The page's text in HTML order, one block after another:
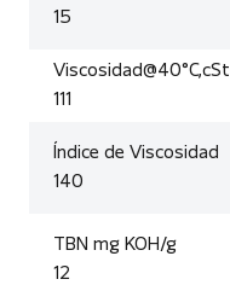
15
Viscosidad@40°C,cSt
111
Índice de Viscosidad
140
TBN mg KOH/g
12